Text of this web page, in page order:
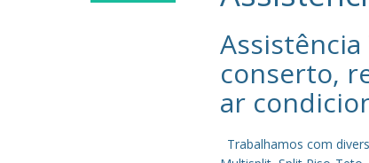
Assistência
conserto,
ar
Trabalhamos com